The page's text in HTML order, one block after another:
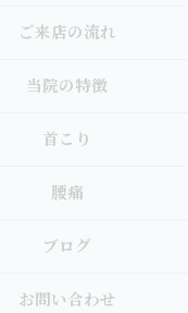
ご来店の流れ
当院の特徴
首こり
腰痛
ブログ
お問い合わせ